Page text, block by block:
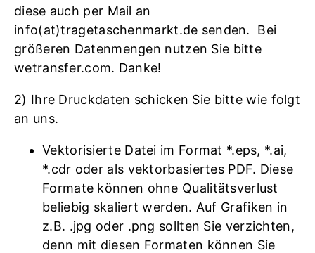
diese auch per Mail an
info(at)tragetaschenmarkt.de senden. Bei
größeren Datenmengen nutzen Sie bitte
wetransfer.com. Danke!
2) Ihre Druckdaten schicken Sie bitte wie folgt
an uns.
Vektorisierte Datei im Format *.eps, *.ai,
*.cdr oder als vektorbasiertes PDF. Diese
Formate können ohne Qualitätsverlust
beliebig skaliert werden. Auf Grafiken in
z.B. .jpg oder .png sollten Sie verzichten,
denn mit diesen Formaten können Sie